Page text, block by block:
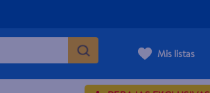
Mis listas